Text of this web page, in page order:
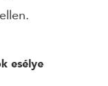
esélye